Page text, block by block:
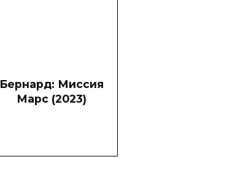
Бернард: Миссия
Марс (2023)